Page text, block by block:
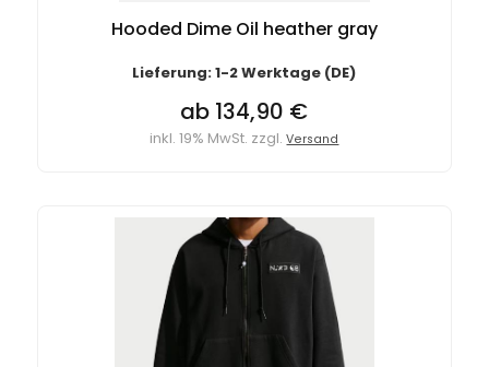
Hooded Dime Oil heather gray
Lieferung: 1-2 Werktage (DE)
ab 134,90 €
inkl. 19% MwSt. zzgl.Versand